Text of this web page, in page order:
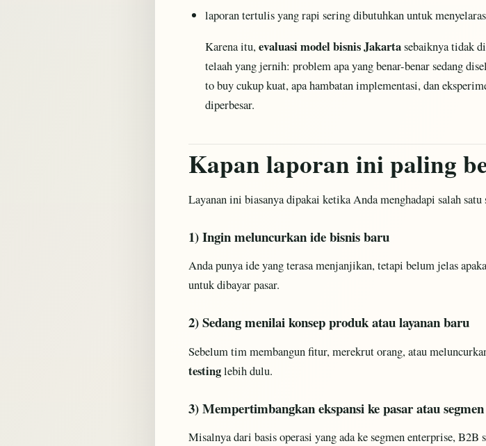
laporan tertulis yang rapi sering dibutuhkan untuk
Karena itu,evaluasi model bisnis Jakartasebaiknya tidak
telaah yang jernih: problem apa yang benar-benar sedang
to buy cukup kuat, apa hambatan implementasi, dan
diperbesar.
Kapan laporan ini paling
Layanan ini biasanya dipakai ketika Anda menghadapi salah
1) Ingin meluncurkan ide bisnis baru
Anda punya ide yang terasa menjanjikan, tetapi belum jelas
untuk dibayar pasar.
2) Sedang menilai konsep produk atau layanan baru
Sebelum tim membangun fitur, merekrut orang, atau
testinglebih dulu.
3) Mempertimbangkan ekspansi ke pasar atau
Misalnya dari basis operasi yang ada ke segmen enterprise,